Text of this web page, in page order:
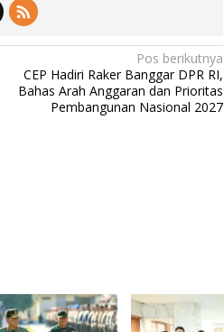
Pos berikutnya
CEP Hadiri Raker Banggar DPR RI,
Bahas Arah Anggaran dan Prioritas
Pembangunan Nasional 2027